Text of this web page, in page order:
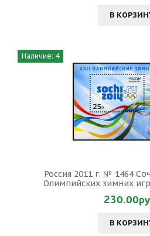
В
Наличие: 4
Россия 2011 г. № 1464
Олимпийских зимних
В